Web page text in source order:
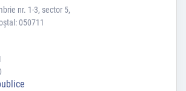
nr. 1-3, sector 5,
050711